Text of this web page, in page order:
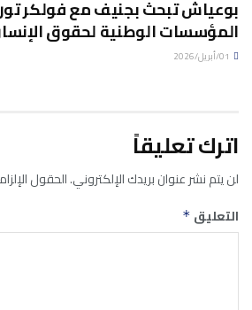
بوعياش تبحث بجنيف مع فولكر
المؤسسات الوطنية لحقوق
اترك تعليقاً
لن يتم نشر عنوان بريدك الإلكتروني.الحقول
التعليق *